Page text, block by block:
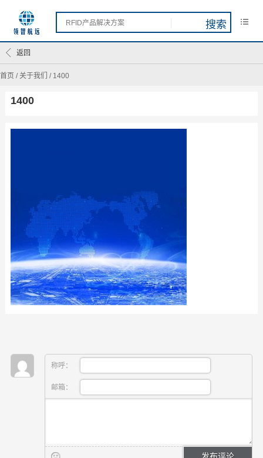
首页 / 关于我们 / 1400
返回
1400
称呼：
邮箱：